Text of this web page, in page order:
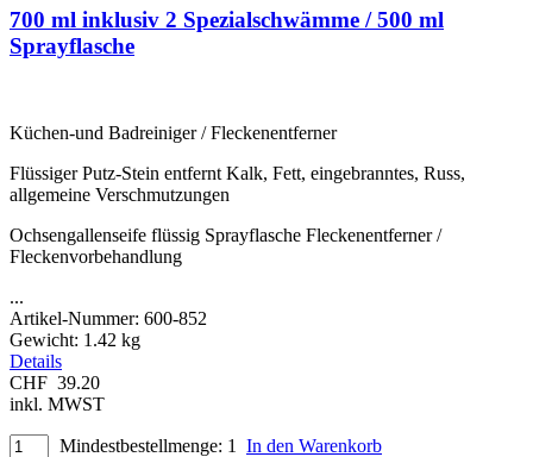
700 ml inklusiv 2 Spezialschwämme / 500 ml
Sprayflasche
Küchen-und Badreiniger / Fleckenentferner
Flüssiger Putz-Stein entfernt Kalk, Fett, eingebranntes, Russ,
allgemeine Verschmutzungen
Ochsengallenseife flüssig Sprayflasche Fleckenentferner /
Fleckenvorbehandlung
...
Artikel-Nummer: 600-852
Gewicht: 1.42 kg
Details
CHF 39.20
inkl. MWST
Mindestbestellmenge: 1 In den Warenkorb